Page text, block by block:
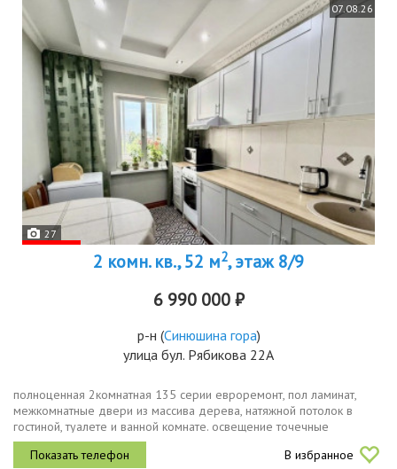
07.08.26
27
2 комн. кв., 52 м2, этаж 8/9
6 990 000 ₽
р-н (Синюшина гора)
улица бул. Рябикова 22А
полноценная 2комнатная 135 серии евроремонт, пол ламинат,
межкомнатные двери из массива дерева, натяжной потолок в
гостиной, туалете и ванной комнате. освещение точечные
светильники.планировка включает две светлые солнечные комнаты
и просторную...
В избранное